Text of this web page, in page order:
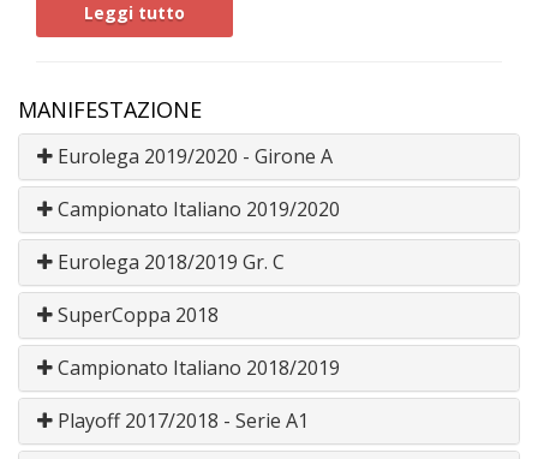
Leggi tutto
MANIFESTAZIONE
Eurolega 2019/2020 - Girone A
Campionato Italiano 2019/2020
Eurolega 2018/2019 Gr. C
SuperCoppa 2018
Campionato Italiano 2018/2019
Playoff 2017/2018 - Serie A1